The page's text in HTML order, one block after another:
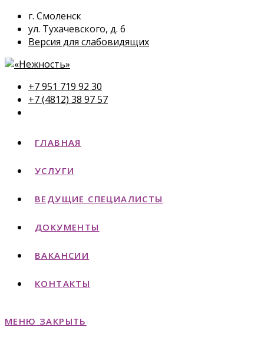
г. Смоленск
ул. Тухачевского, д. 6
Версия для слабовидящих
+7 951 719 92 30
+7 (4812) 38 97 57
ГЛАВНАЯ
УСЛУГИ
ВЕДУЩИЕ СПЕЦИАЛИСТЫ
ДОКУМЕНТЫ
ВАКАНСИИ
КОНТАКТЫ
МЕНЮ ЗАКРЫТЬ